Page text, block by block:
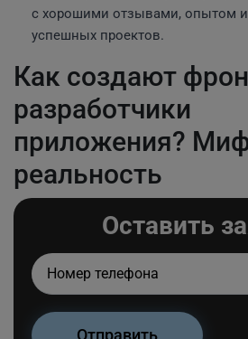
с хорошими отзывами, опытом
успешных проектов.
Как создают
разработчики
приложения?
реальность
Оставить